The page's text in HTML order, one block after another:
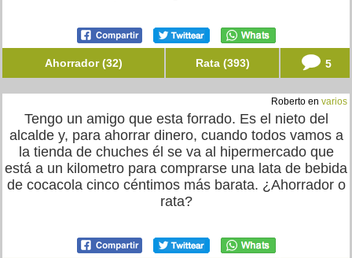
Ahorrador (32) Rata (393) 5
Roberto en varios
Tengo un amigo que esta forrado. Es el nieto del
alcalde y, para ahorrar dinero, cuando todos vamos a
la tienda de chuches él se va al hipermercado que
está a un kilometro para comprarse una lata de bebida
de cocacola cinco céntimos más barata. ¿Ahorrador o
rata?